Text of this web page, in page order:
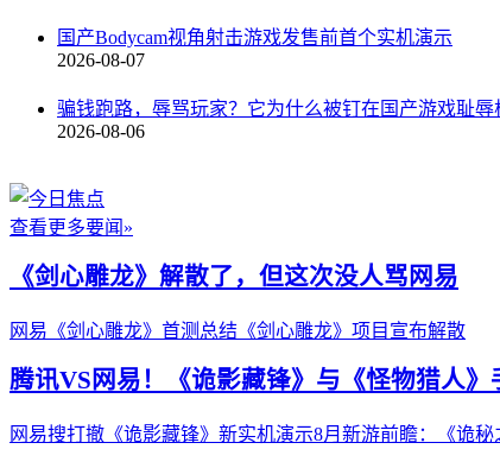
国产Bodycam视角射击游戏发售前首个实机演示
2026-08-07
骗钱跑路，辱骂玩家？它为什么被钉在国产游戏耻辱
2026-08-06
查看更多要闻»
《剑心雕龙》解散了，但这次没人骂网易
网易《剑心雕龙》首测总结 《剑心雕龙》项目宣布解散
腾讯VS网易！《诡影藏锋》与《怪物猎人》
网易搜打撤《诡影藏锋》新实机演示8月新游前瞻：《诡秘